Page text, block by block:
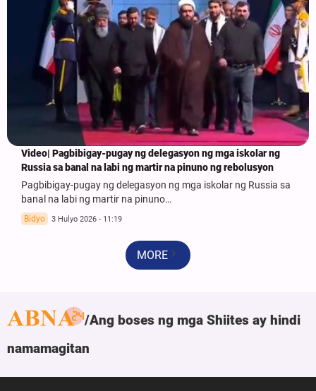
Video| Pagbibigay-pugay ng delegasyon ng mga iskolar ng
Russia sa banal na labi ng martir na pinuno ng rebolusyon
Pagbibigay-pugay ng delegasyon ng mga iskolar ng Russia sa
banal na labi ng martir na pinuno…
Bidyo 3 Hulyo 2026 - 11:19
MORE
Ang boses ng mga Shiites ay hindi
namamagitan